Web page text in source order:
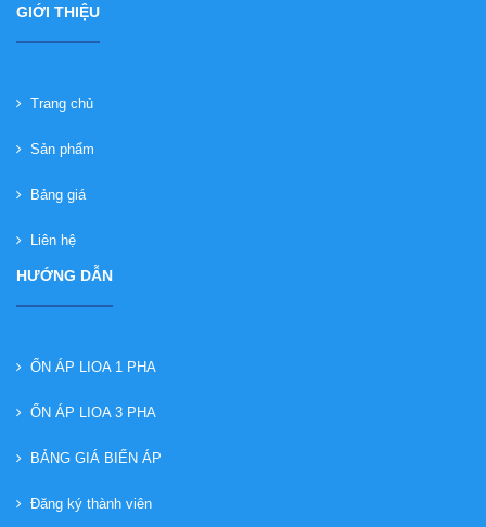
GIỚI THIỆU
Trang chủ
Sản phẩm
Bảng giá
Liên hệ
HƯỚNG DẪN
ỔN ÁP LIOA 1 PHA
ỔN ÁP LIOA 3 PHA
BẢNG GIÁ BIẾN ÁP
Đăng ký thành viên